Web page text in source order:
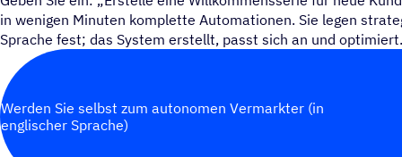
in wenigen Minuten komplette Automationen. Sie legen
Sprache fest; das System erstellt, passt sich an und optimiert.
Werden Sie selbst zum autonomen Vermarkter (in
englischer Sprache)